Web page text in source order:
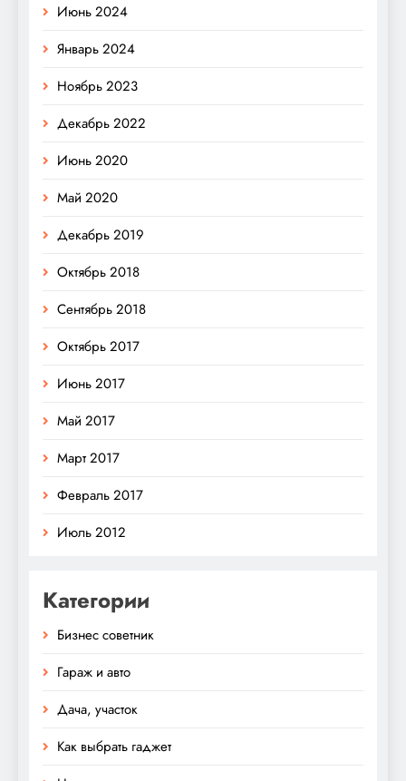
Июнь 2024
Январь 2024
Ноябрь 2023
Декабрь 2022
Июнь 2020
Май 2020
Декабрь 2019
Октябрь 2018
Сентябрь 2018
Октябрь 2017
Июнь 2017
Май 2017
Март 2017
Февраль 2017
Июль 2012
Категории
Бизнес советник
Гараж и авто
Дача, участок
Как выбрать гаджет